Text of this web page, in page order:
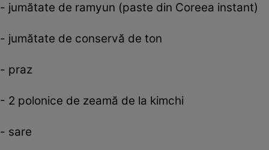
- jumătate de ramyun (paste din Coreea instant)
- jumătate de conservă de ton
- praz
- 2 polonice de zeamă de la kimchi
- sare